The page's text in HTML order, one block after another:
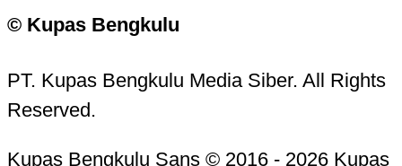
© Kupas Bengkulu
PT. Kupas Bengkulu Media Siber. All Rights
Reserved.
Kupas Bengkulu Sans © 2016 - 2026 Kupas